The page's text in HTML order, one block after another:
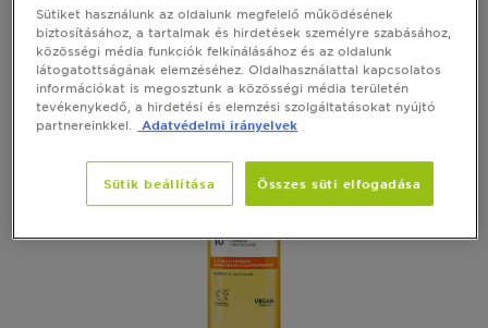
Sütiket használunk az oldalunk megfelelő működésének
biztosításához, a tartalmak és hirdetések személyre szabásához,
közösségi média funkciók felkínálásához és az oldalunk
látogatottságának elemzéséhez. Oldalhasználattal kapcsolatos
információkat is megosztunk a közösségi média területén
tevékenykedő, a hirdetési és elemzési szolgáltatásokat nyújtó
partnereinkkel.
Adatvédelmi irányelvek
Sütik beállítása Összes süti elfogadása